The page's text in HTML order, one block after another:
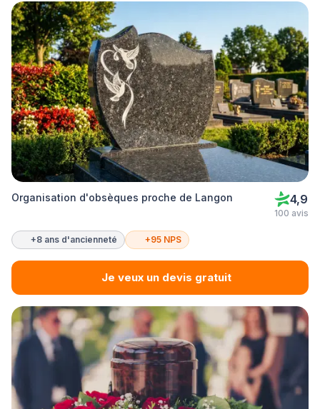
Organisation d'obsèques proche de Langon 4,9
100 avis
+8 ans d'ancienneté +95 NPS
Je veux un devis gratuit